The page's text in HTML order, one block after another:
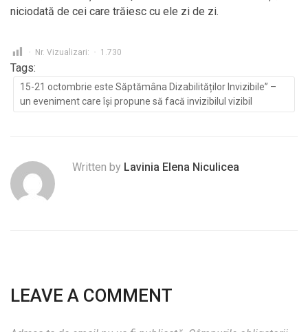
niciodată de cei care trăiesc cu ele zi de zi.
Nr. Vizualizari: 1.730
Tags:
15-21 octombrie este Săptămâna Dizabilităților Invizibile” –
un eveniment care își propune să facă invizibilul vizibil
Written by Lavinia Elena Niculicea
LEAVE A COMMENT